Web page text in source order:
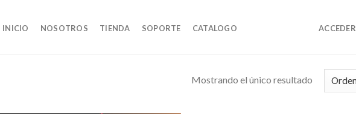
INICIO NOSOTROS TIENDA SOPORTE CATALOGO ACCEDER
Mostrando el único resultado